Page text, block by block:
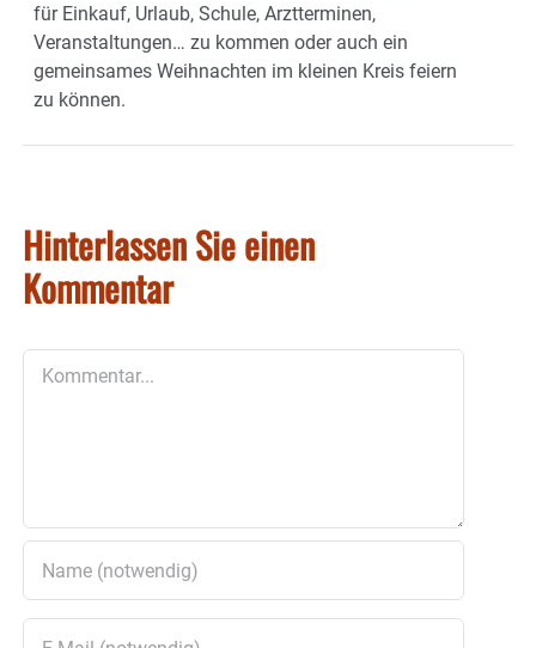
für Einkauf, Urlaub, Schule, Arztterminen,
Veranstaltungen… zu kommen oder auch ein
gemeinsames Weihnachten im kleinen Kreis feiern
zu können.
Hinterlassen Sie einen
Kommentar